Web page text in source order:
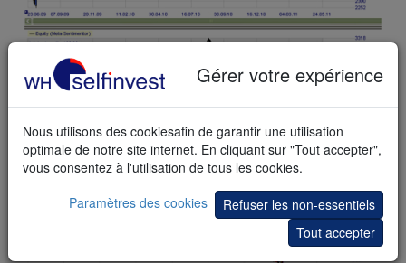
Cette copie d’écranmontre la stratégie de vente LOHP dans
le même marché haussier que précédemment. Ses résultats
ne sont pas bons.
Gérer votre expérience
Nous utilisons des cookiesafin de garantir une utilisation
optimale de notre site internet. En cliquant sur "Tout accepter",
vous consentez à l'utilisation de tous les cookies.
Paramètres des cookies
Refuser les non-essentiels
Tout accepter